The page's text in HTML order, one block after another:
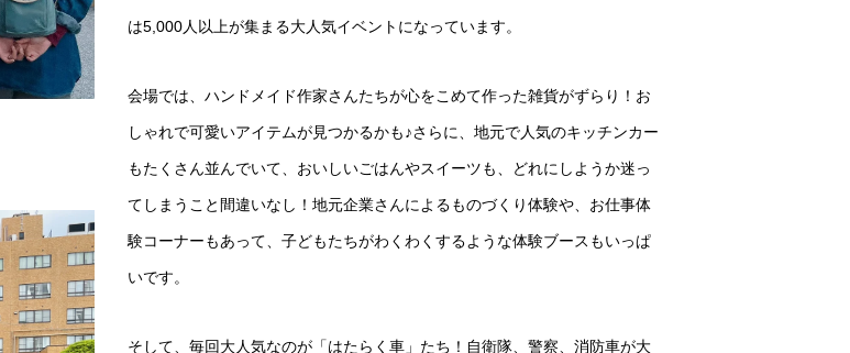
は5,000人以上が集まる大人気イベントになっています。
会場では、ハンドメイド作家さんたちが心をこめて作った雑貨がずらり！お
しゃれで可愛いアイテムが見つかるかも♪さらに、地元で人気のキッチンカー
もたくさん並んでいて、おいしいごはんやスイーツも、どれにしようか迷っ
てしまうこと間違いなし！地元企業さんによるものづくり体験や、お仕事体
験コーナーもあって、子どもたちがわくわくするような体験ブースもいっぱ
いです。
そして、毎回大人気なのが「はたらく車」たち！自衛隊、警察、消防車が大